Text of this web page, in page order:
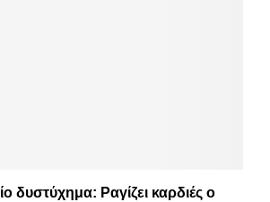
δυστύχημα: Ραγίζει καρδιές ο